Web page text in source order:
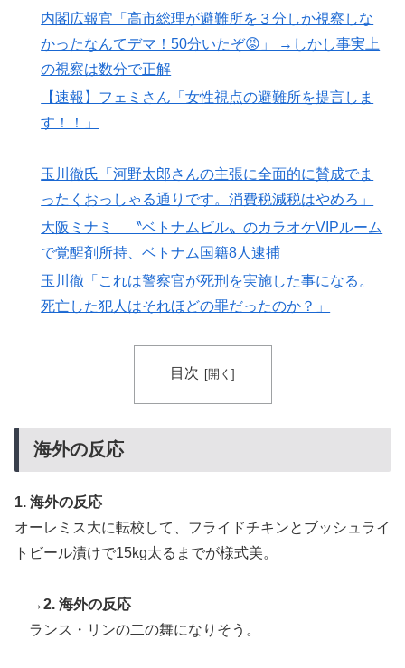
外の反応】
▶ 韓国人「これが新時代の配慮か！」日本のテレビ局が下
した驚きの表現規制に韓国人がビックリ仰天！
▶ 【MLB】先発投手のパワーランキング → 「セールが山
本由伸より下はないわ」「菅野は1位のミジオロウスキ
▶ 【海外の反応】移民なしで少子化を解決するにはどうし
たらいいんだ？ → 「現代の経済は人口増加を前提とし
ているからな」「福祉の崩壊もヤバい」
▶ 韓国人「本日チームをサヨナラ負けさせたイ・ジョンフ
の守備、ガチでヤバ過ぎる…」→「のび太レベルの守備
ｗｗ」＝韓国の反応
韓国人「せっかく日本に韓国風のメンチカツ屋をオープ
ンしてあげたのに、ほとんど客が来なくて閉店したんだ
そうです…」
▶ 外国人「2026年バロンドールは誰が受賞すべき?」エン
とは!?【海外の反応】
▶
【海外の反応】南アのGK、ペナルティエリアを壮大に
勘違いして一発退場「どんな空間認識能力だよｗ」
するんだが → 「そのまま電車に乗り続けろ」「日本に
引っ越させるためのクラファンを立ち上げようぜ」
2026.08.06
1人でタイ旅行って危ないの？
2026.08.06
北朝鮮、日本に警告「戦犯国家に戻
ろうとしている日本に軍事的選択肢
を検討」
2026.08.06
フェミさん「女性視点の避難所を提
言します」
玉川徹氏「河野太郎さんの主張に全
大阪ミナミ 〝ベトナムビル〟のカ
2026.08.06
内閣広報官「高市総理が避難所を３分しか視察しな
かったなんてデマ！50分いたぞ😡」 →しかし事実上
の視察は数分で正解
【速報】フェミさん「女性視点の避難所を提言しま
す！！」
玉川徹氏「河野太郎さんの主張に全面的に賛成でま
ったくおっしゃる通りです。消費税減税はやめろ」
大阪ミナミ 〝ベトナムビル〟のカラオケVIPルーム
で覚醒剤所持、ベトナム国籍8人逮捕
玉川徹「これは警察官が死刑を実施した事になる。
死亡した犯人はそれほどの罪だったのか？」
目次
海外の反応
1. 海外の反応
オーレミス大に転校して、フライドチキンとブッシュライ
トビール漬けで15kg太るまでが様式美。
→2. 海外の反応
ランス・リンの二の舞になりそう。